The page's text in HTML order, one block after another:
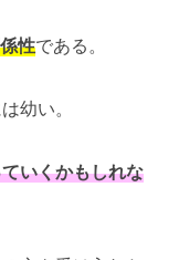
性である。
幼い。
いくかもしれな